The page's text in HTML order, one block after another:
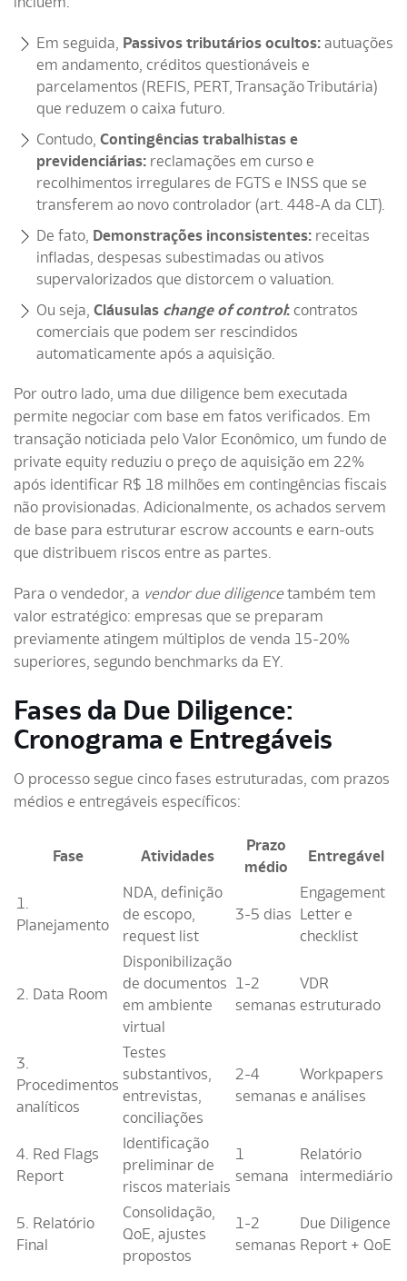
Em seguida, Passivos tributários ocultos: autuações
em andamento, créditos questionáveis e
parcelamentos (REFIS, PERT, Transação Tributária)
que reduzem o caixa futuro.
Contudo, Contingências trabalhistas e
previdenciárias: reclamações em curso e
recolhimentos irregulares de FGTS e INSS que se
transferem ao novo controlador (art. 448-A da CLT).
De fato, Demonstrações inconsistentes: receitas
infladas, despesas subestimadas ou ativos
supervalorizados que distorcem o valuation.
Ou seja, Cláusulas change of control: contratos
comerciais que podem ser rescindidos
automaticamente após a aquisição.
Por outro lado, uma due diligence bem executada
permite negociar com base em fatos verificados. Em
transação noticiada pelo Valor Econômico, um fundo de
private equity reduziu o preço de aquisição em 22%
após identificar R$ 18 milhões em contingências fiscais
não provisionadas. Adicionalmente, os achados servem
de base para estruturar escrow accounts e earn-outs
que distribuem riscos entre as partes.
Para o vendedor, a vendor due diligencetambém tem
valor estratégico: empresas que se preparam
previamente atingem múltiplos de venda 15-20%
superiores, segundo benchmarks da EY.
Fases da Due Diligence:
Cronograma e Entregáveis
O processo segue cinco fases estruturadas, com prazos
médios e entregáveis específicos:
Fase Atividades
Prazo
médio
Entregável
1.
Planejamento
NDA, definição
de escopo,
request list
3-5 dias
Engagement
Letter e
checklist
2. Data Room
Disponibilização
de documentos
em ambiente
virtual
1-2
semanas
VDR
estruturado
3.
Procedimentos
analíticos
Testes
substantivos,
entrevistas,
conciliações
2-4
semanas
Workpapers
e análises
4. Red Flags
Report
Identificação
preliminar de
riscos materiais
1
semana
Relatório
intermediário
5. Relatório
Final
Consolidação,
QoE, ajustes
propostos
1-2
semanas
Due Diligence
Report + QoE